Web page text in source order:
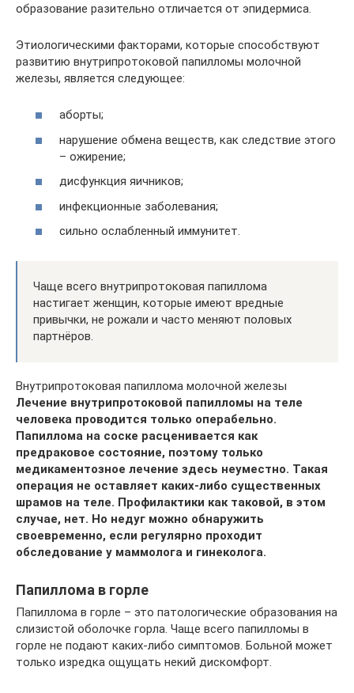
образование разительно отличается от эпидермиса.
Этиологическими факторами, которые способствуют
развитию внутрипротоковой папилломы молочной
железы, является следующее:
аборты;
нарушение обмена веществ, как следствие этого
– ожирение;
дисфункция яичников;
инфекционные заболевания;
сильно ослабленный иммунитет.
Чаще всего внутрипротоковая папиллома
настигает женщин, которые имеют вредные
привычки, не рожали и часто меняют половых
партнёров.
Внутрипротоковая папиллома молочной железы
Лечение внутрипротоковой папилломы на теле
человека проводится только операбельно.
Папиллома на соске расценивается как
предраковое состояние, поэтому только
медикаментозное лечение здесь неуместно. Такая
операция не оставляет каких-либо существенных
шрамов на теле. Профилактики как таковой, в этом
случае, нет. Но недуг можно обнаружить
своевременно, если регулярно проходит
обследование у маммолога и гинеколога.
Папиллома в горле
Папиллома в горле – это патологические образования на
слизистой оболочке горла. Чаще всего папилломы в
горле не подают каких-либо симптомов. Больной может
только изредка ощущать некий дискомфорт.